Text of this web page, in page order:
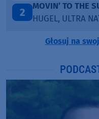
3
LEGENDARY
KATY PERRY &
Głosuj na